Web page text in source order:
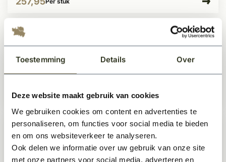
Toestemming Details Over
Deze website maakt gebruik van cookies
We gebruiken cookies om content en advertenties te
personaliseren, om functies voor social media te bieden
en om ons websiteverkeer te analyseren.
Ook delen we informatie over uw gebruik van onze site
met onze partners voor social media, adverteren en
Stalraam gietijzer model 5 | Ø 78 cm
569,50Per stuk
- -4%
Op voorraad
Stalraam / gevelraam B65xH52 cm
thermisch onderbroken dubbel glas